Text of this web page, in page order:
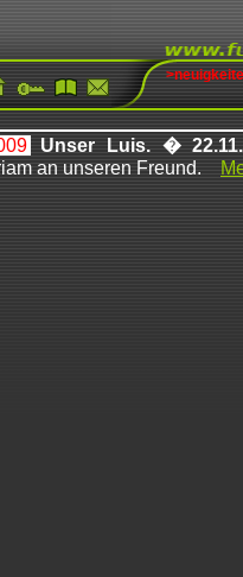
Unser Luis. �
an unseren Freund.